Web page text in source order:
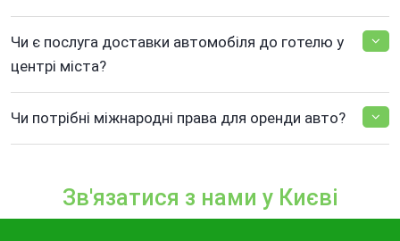
Чи є послуга доставки автомобіля до готелю у
центрі міста?
Чи потрібні міжнародні права для оренди авто?
Зв'язатися з нами у Києві